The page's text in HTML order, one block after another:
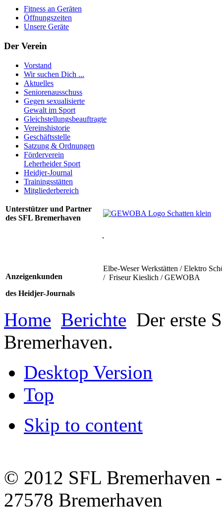
Fitness an Geräten
Öffnungszeiten
Unsere Geräte
Der Verein
Vorstand
Wir suchen Dich ...
Aktuelles
Seniorenausschuss
Gegen sexualisierte
Gewalt im Sport
Gleichstellungsbeauftragte
Vereinshistorie
Geschäftsstelle
Satzung & Ordnungen
Förderverein
Leherheider Sport
Heidjer-Journal
Trainingsstätten
Mitgliederbereich
Unterstützer und Partner
des SFL Bremerhaven
Anzeigenkunden
des Heidjer-Journals
Elbe-Weser Werkstätten / Elektro
/ Friseur Kieslich / GEWOBA
Home Berichte Der erste
Bremerhaven.
Desktop Version
Top
Skip to content
© 2012 SFL Bremerhaven
27578 Bremerhaven